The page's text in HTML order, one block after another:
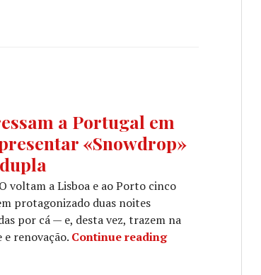
a Portugal em
«Snowdrop»
voltam a Lisboa e ao Porto cinco
protagonizado duas noites
por cá — e, desta vez, trazem na
renovação. Continue readingMONO